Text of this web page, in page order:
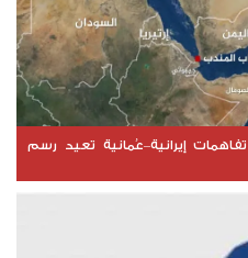
إيرانية–عُمانية تعيد رسم